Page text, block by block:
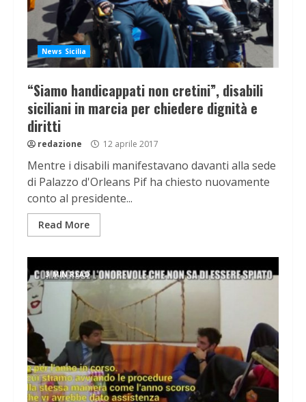
News Sicilia
“Siamo handicappati non cretini”, disabili
siciliani in marcia per chiedere dignità e
diritti
redazione 12 aprile 2017
Mentre i disabili manifestavano davanti alla sede
di Palazzo d'Orleans Pif ha chiesto nuovamente
conto al presidente...
Read More
3 MIN READ